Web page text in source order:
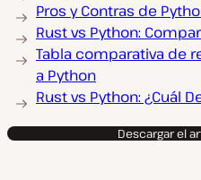
Pros y Contras de
Rust vs Python:
Tabla comparativa de
a Python
Rust vs Python: ¿Cuál
Descargar el